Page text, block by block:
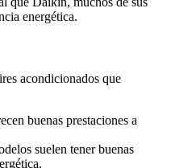
energética.
acondicionados que
buenas prestaciones a
suelen tener buenas